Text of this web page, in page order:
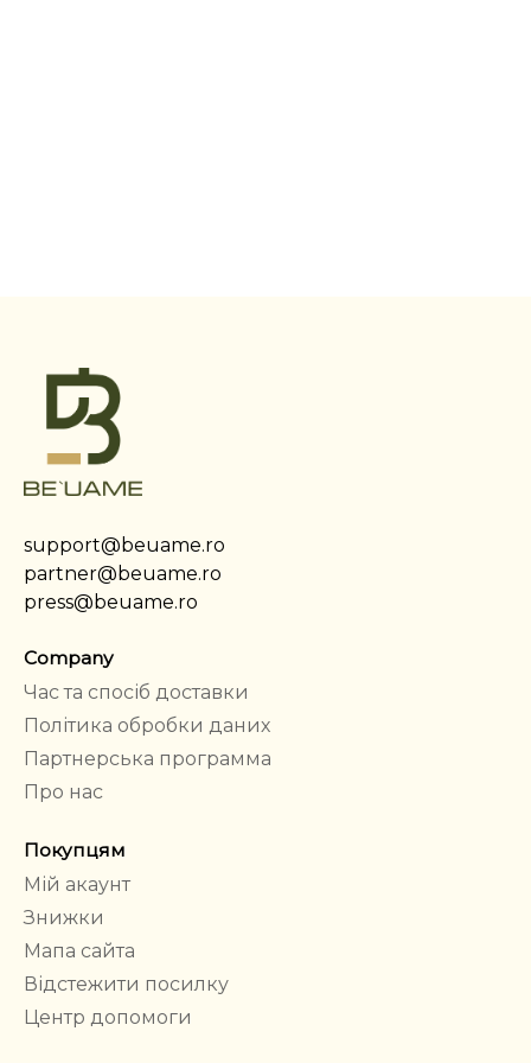
support@beuame.ro
partner@beuame.ro
press@beuame.ro
Company
Час та спосіб доставки
Політика обробки даних
Партнерська программа
Про нас
Покупцям
Мій акаунт
Знижки
Мапа сайта
Відстежити посилку
Центр допомоги